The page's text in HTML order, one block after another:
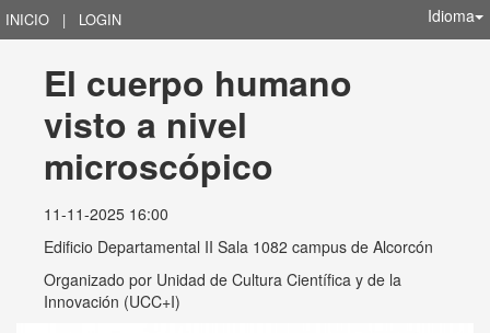
INICIO | LOGIN Idioma
El cuerpo humano
visto a nivel
microscópico
11-11-2025 16:00
Edificio Departamental II Sala 1082 campus de Alcorcón
Organizado por Unidad de Cultura Científica y de la
Innovación (UCC+I)